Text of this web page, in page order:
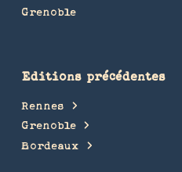
Grenoble
Editions précédentes
Rennes
Grenoble
Bordeaux